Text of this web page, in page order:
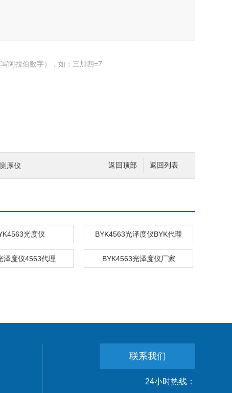
阿拉伯数字），如：三加四=7
返回列表
返回顶部
厚仪
光度仪 BYK4563光泽度仪BYK代理
泽度仪4563代理 BYK4563光泽度仪厂家
联系我们
24小时热线：